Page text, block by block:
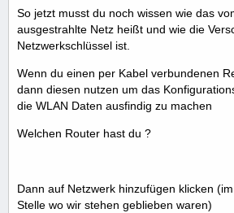
So jetzt musst du noch wissen wie das
ausgestrahlte Netz heißt und wie die
Netzwerkschlüssel ist.
Wenn du einen per Kabel verbundenen
dann diesen nutzen um das
die WLAN Daten ausfindig zu machen
Welchen Router hast du ?
Dann auf Netzwerk hinzufügen klicken
Stelle wo wir stehen geblieben waren)